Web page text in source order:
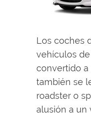
Los coches
vehículos
convertido a
también se
roadster o
alusión a un